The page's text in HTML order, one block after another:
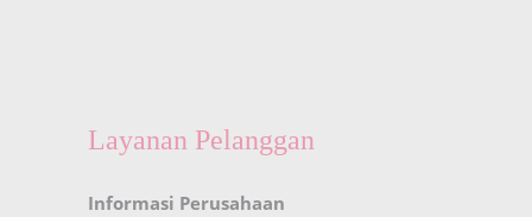
Layanan Pelanggan
Informasi Perusahaan